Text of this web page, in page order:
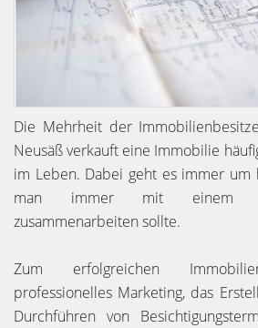
Die Mehrheit der
Neusäß verkauft eine Immobilie
im Leben. Dabei geht es immer um
man immer mit einem
zusammenarbeiten sollte.
Zum erfolgreichen
professionelles Marketing, das
Durchführen von